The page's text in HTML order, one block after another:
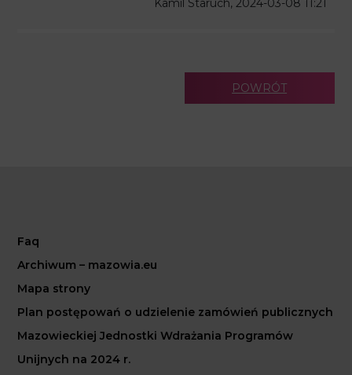
Kamil Staruch, 2024-03-08 11:21
POWRÓT
Faq
Archiwum – mazowia.eu
Mapa strony
Plan postępowań o udzielenie zamówień publicznych
Mazowieckiej Jednostki Wdrażania Programów
Unijnych na 2024 r.